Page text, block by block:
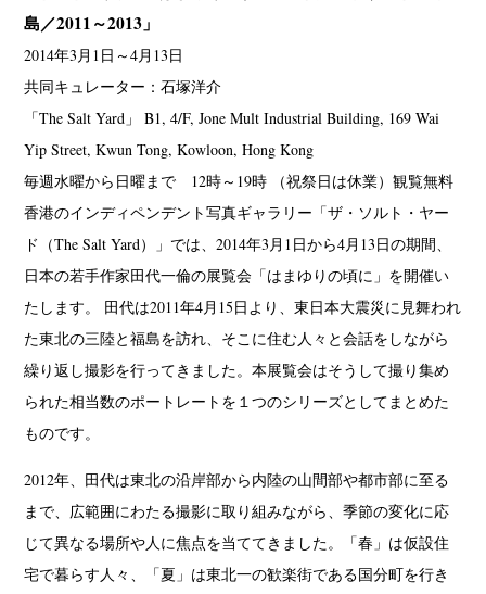
島／2011～2013」
2014年3月1日～4月13日
共同キュレーター：石塚洋介
「The Salt Yard」 B1, 4/F, Jone Mult Industrial Building, 169 Wai
Yip Street, Kwun Tong, Kowloon, Hong Kong
毎週水曜から日曜まで 12時～19時 （祝祭日は休業）観覧無料
香港のインディペンデント写真ギャラリー「ザ・ソルト・ヤー
ド（The Salt Yard）」では、2014年3月1日から4月13日の期間、
日本の若手作家田代一倫の展覧会「はまゆりの頃に」を開催い
たします。 田代は2011年4月15日より、東日本大震災に見舞われ
た東北の三陸と福島を訪れ、そこに住む人々と会話をしながら
繰り返し撮影を行ってきました。本展覧会はそうして撮り集め
られた相当数のポートレートを１つのシリーズとしてまとめた
ものです。
2012年、田代は東北の沿岸部から内陸の山間部や都市部に至る
まで、広範囲にわたる撮影に取り組みながら、季節の変化に応
じて異なる場所や人に焦点を当ててきました。「春」は仮設住
宅で暮らす人々、「夏」は東北一の歓楽街である国分町を行き